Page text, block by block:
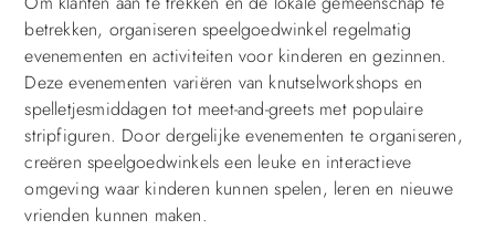
betrekken, organiseren speelgoedwinkel regelmatig
evenementen en activiteiten voor kinderen en gezinnen.
Deze evenementen variëren van knutselworkshops en
spelletjesmiddagen tot meet-and-greets met populaire
stripfiguren. Door dergelijke evenementen te organiseren,
creëren speelgoedwinkels een leuke en interactieve
omgeving waar kinderen kunnen spelen, leren en nieuwe
vrienden kunnen maken.